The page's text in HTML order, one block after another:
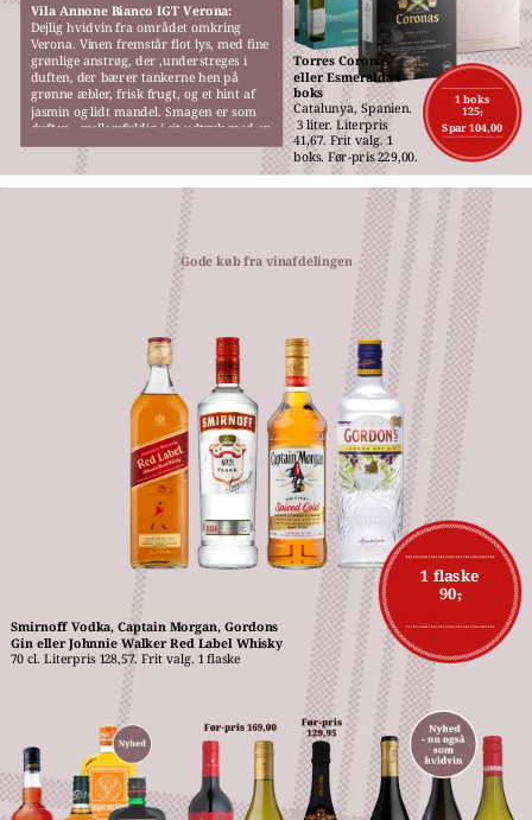
1 boks
125,-
Spar 104,00
Torres Coronas
eller Esmeralda i
boks
Catalunya, Spanien.
3 liter. Literpris
41,67. Frit valg. 1
boks. Før-pris 229,00.
Vila Annone Bianco IGT Verona:
Dejlig hvidvin fra området omkring
Verona. Vinen fremstår flot lys, med fine
grønlige anstrøg, der ,understreges i
duften, der bærer tankerne hen på
grønne æbler, frisk frugt, og et hint af
jasmin og lidt mandel. Smagen er som
duften,  mellemfyldig i sit udtryk med en
behagelig blødhed.
1 flaske
90,-
Smirnoff Vodka, Captain Morgan, Gordons
Gin eller Johnnie Walker Red Label Whisky
70 cl. Literpris 128,57. Frit valg. 1 flaske
Gode køb fra vinafdelingen